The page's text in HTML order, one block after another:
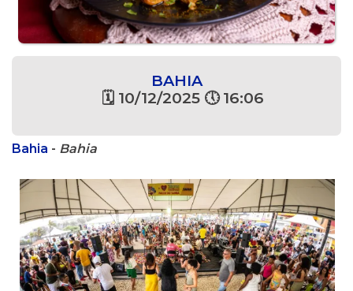
BAHIA
🗓 10/12/2025 🕔 16:06
Bahia - Bahia